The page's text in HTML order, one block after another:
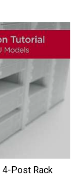
4-Post Rack